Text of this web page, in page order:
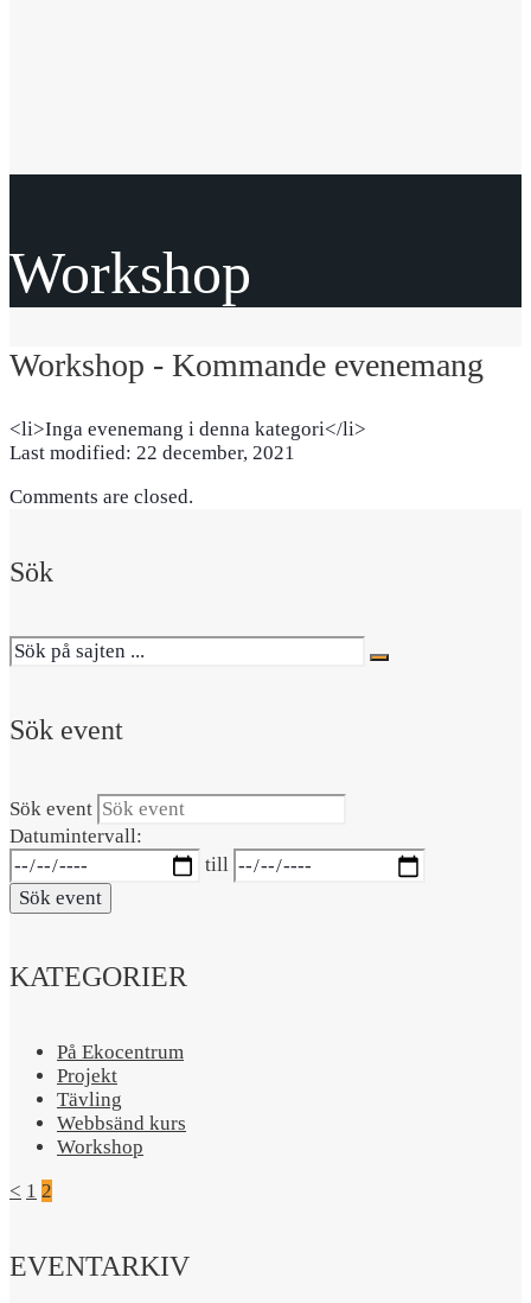
Workshop
Workshop - Kommande evenemang
<li>Inga evenemang i denna kategori</li>
Last modified: 22 december, 2021
Comments are closed.
Sök
Sök event
Sök event
Datumintervall:
till
Sök event
KATEGORIER
På Ekocentrum
Projekt
Tävling
Webbsänd kurs
Workshop
< 1 2
EVENTARKIV